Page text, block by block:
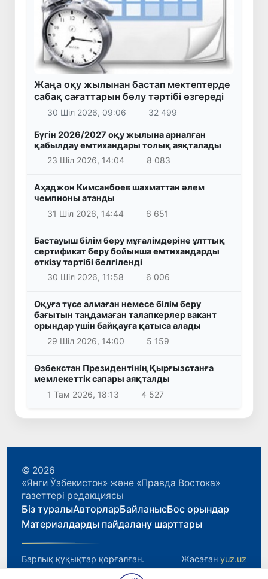
Жаңа оқу жылынан бастап мектептерде
сабақ сағаттарын бөлу тәртібі өзгереді
30 Шіл 2026, 09:06 32 499
Бүгін 2026/2027 оқу жылына арналған
қабылдау емтихандары толық аяқталады
23 Шіл 2026, 14:04
8 083
Аҳаджон Кимсанбоев шахматтан әлем
чемпионы атанды
31 Шіл 2026, 14:44
6 651
Бастауыш білім беру мұғалімдеріне ұлттық
сертификат беру бойынша емтихандарды
өткізу тәртібі белгіленді
30 Шіл 2026, 11:58
6 006
Оқуға түсе алмаған немесе білім беру
бағытын таңдамаған талапкерлер вакант
орындар үшін байқауға қатыса алады
29 Шіл 2026, 14:00
5 159
Өзбекстан Президентінің Қырғызстанға
мемлекеттік сапары аяқталды
1 Там 2026, 18:13
4 527
© 2026
«Янги Ўзбекистон» және «Правда Востока»
газеттері редакциясы
Біз туралыАвторларБайланысБос орындар
Материалдарды пайдалану шарттары
Барлық құқықтар қорғалған. Жасаған yuz.uz